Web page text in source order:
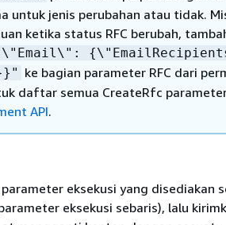
untuk jenis perubahan atau tidak.
ketika status RFC berubah,
\"Email\": {
ke bagian parameter RFC dari
daftar semua CreateRfc
API.
eksekusi yang disediakan
eksekusi sebaris), lalu